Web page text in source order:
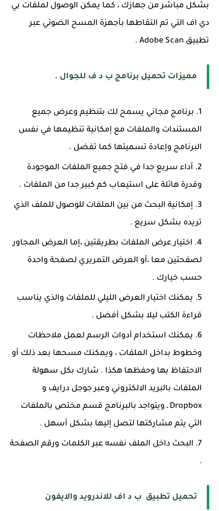
بشكل مباشر من جهازك ، كما يمكن الوصول لملفات بي
دي اف التي تم التقاطها بأجهزة المسح الضوئي عبر
تطبيق Adobe Scan .
مميزات تحميل برنامج ب د ف للجوال .
برنامج مجاني يسمح لك بتنظيم وعرض جميع
المستندات والملفات مع إمكانية تنظيمها في نفس
البرنامج وإعادة تسميتها كما تفضل .
أداء سريع جدا في فتح جميع الملفات الموجودة
وقدرة هائلة على استيعاب كم كبير جدا من الملفات .
إمكانية البحث من بين الملفات للوصول للملف الذي
تريده بشكل سريع .
اختيار عرض الملفات بطريقتين ،إما العرض المجاور
لصفحتين معا ،أو العرض التمريري لصفحة واحدة
حسب خيارك .
يمكنك اختيار العرض الليلي للملفات والذي يناسب
قراءة الكتب ليلا بشكل أفضل .
يمكنك استخدام أدوات الرسم لعمل ملاحظات
وخطوط بداخل الملفات ، ويمكنك مسحها بعد ذلك أو
الاحتفاظ بها وحفظها هكذا . شارك بكل سهولة
الملفات بالبريد الالكتروني وعبر جوجل درايف و
Dropbox ـ ويتواجد بالبرنامج قسم مختص بالملفات
التي يتم مشاركتها لتصل إليها بشكل أسهل .
البحث داخل الملف نفسه عبر الكلمات ورقم الصفحة
.
تحميل تطبيق ب د اف للاندرويد والايفون